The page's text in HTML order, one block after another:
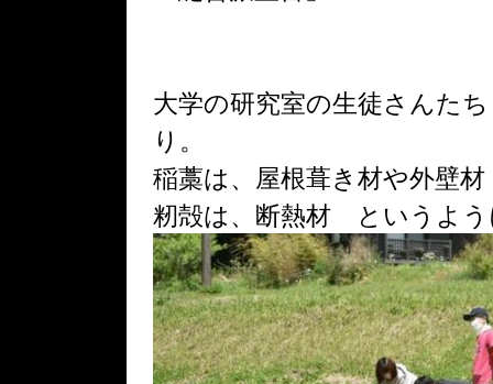
大学の研究室の生徒さんた
り。
稲藁は、屋根葺き材や外壁材
籾殻は、断熱材
というよ